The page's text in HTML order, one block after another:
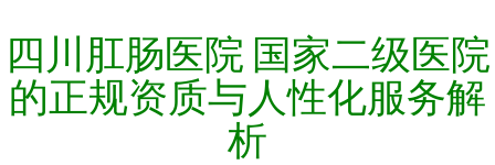
四川肛肠医院 国家二级医院
的正规资质与人性化服务解
析